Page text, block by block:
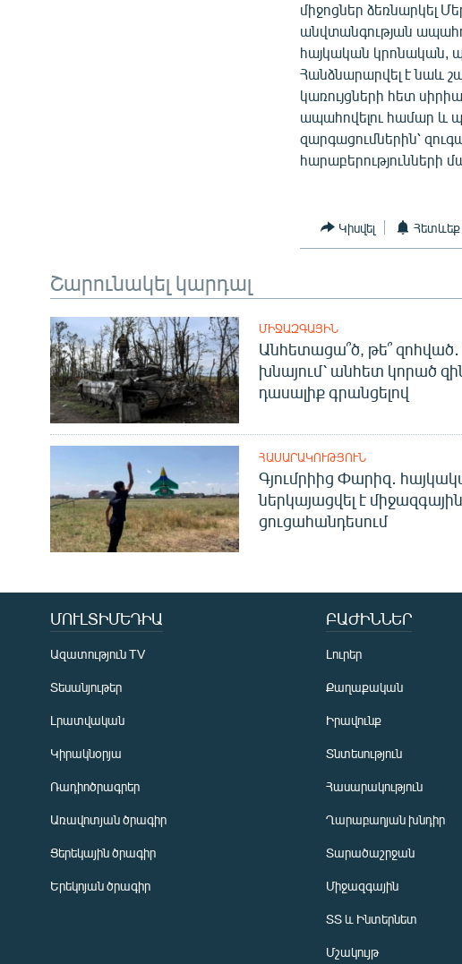
միջոցներ ձեռնարկել
անվտանգության
հայկական կրոնական,
Հանձնարարվել է նաև
կառույցների հետ
ապահովելու համար և
զարգացումներին՝
հարաբերությունների
Կիսվել Հետևեք
Շարունակել կարդալ
ՄԻՋԱԶԳԱՅԻՆ
Անհետացա՞ծ, թե՞
խնայում՝ անհետ կորած
դասալիք գրանցելով
ՀԱՍԱՐԱԿՈՒԹՅՈՒՆ
Գյումրիից Փարիզ․
ներկայացվել է միջազգային
ցուցահանդեսում
ՄՈՒԼՏԻՄԵԴԻԱ
Ազատություն TV
Տեսանյութեր
Լրատվական
Կիրակնօրյա
Ռադիոծրագրեր
Առավոտյան ծրագիր
Ցերեկային ծրագիր
Երեկոյան ծրագիր
ԲԱԺԻՆՆԵՐ
Լուրեր
Քաղաքական
Իրավունք
Տնտեսություն
Հասարակություն
Ղարաբաղյան խնդիր
Տարածաշրջան
Միջազգային
ՏՏ և Ինտերնետ
Մշակույթ